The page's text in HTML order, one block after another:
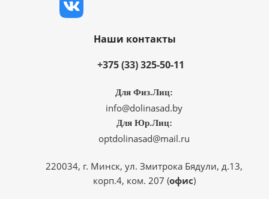
Наши контакты
+375 (33) 325-50-11
Для Физ.Лиц:
info@dolinasad.by
Для Юр.Лиц:
optdolinasad@mail.ru
220034, г. Минск, ул. Змитрока Бядули, д.13,
корп.4, ком. 207 (офис)